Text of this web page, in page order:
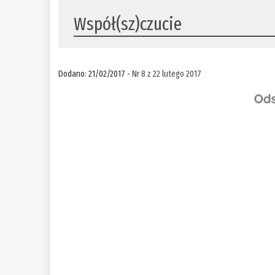
Współ(sz)czucie
Dodano: 21/02/2017 -Nr 8 z 22 lutego 2017